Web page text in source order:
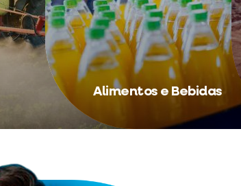
Alimentos e Bebidas